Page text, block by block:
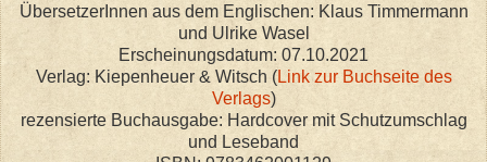
ÜbersetzerInnen aus dem Englischen: Klaus Timmermann
und Ulrike Wasel
Erscheinungsdatum: 07.10.2021
Verlag: Kiepenheuer & Witsch (Link zur Buchseite des
Verlags)
rezensierte Buchausgabe: Hardcover mit Schutzumschlag
und Leseband